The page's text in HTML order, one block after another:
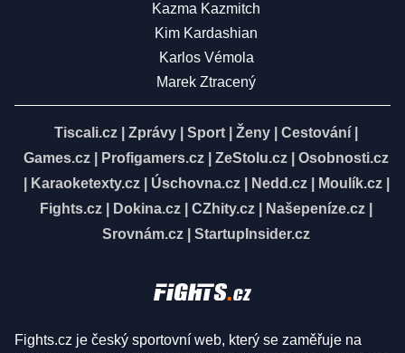
Kazma Kazmitch
Kim Kardashian
Karlos Vémola
Marek Ztracený
Tiscali.cz Zprávy Sport Ženy Cestování
Games.cz
Profigamers.cz ZeStolu.cz
Osobnosti.cz
Karaoketexty.cz| Úschovna.cz| Nedd.cz| Moulík.cz|
Fights.cz
Dokina.cz CZhity.cz Našepeníze.cz
Srovnám.cz
StartupInsider.cz
Fights.cz je český sportovní web, který se zaměřuje na